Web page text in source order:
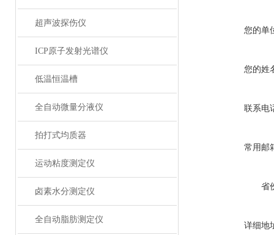
超声波探伤仪
ICP原子发射光谱仪
低温恒温槽
全自动微量分液仪
拍打式均质器
运动粘度测定仪
卤素水分测定仪
全自动脂肪测定仪
您的单
您的姓
联系电
常用邮
省
详细地